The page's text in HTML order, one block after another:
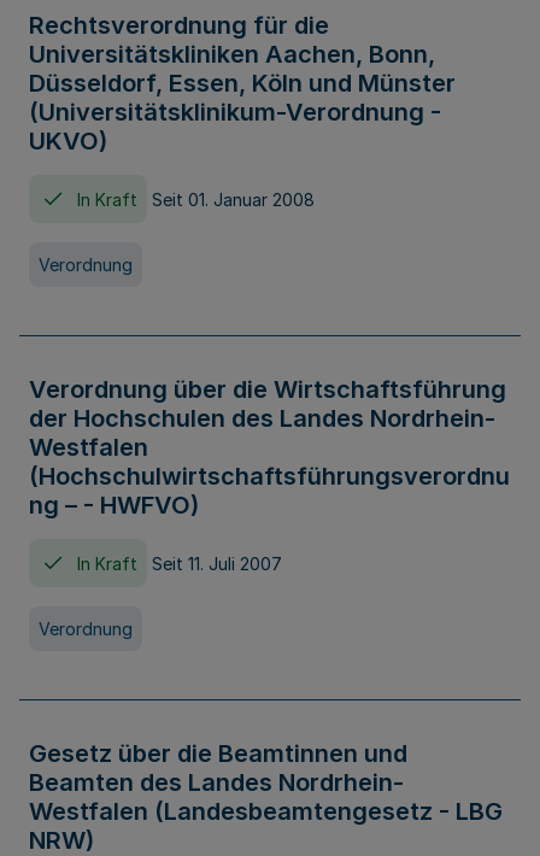
Rechtsverordnung für die
Universitätskliniken Aachen, Bonn,
Düsseldorf, Essen, Köln und Münster
(Universitätsklinikum-Verordnung -
UKVO)
In Kraft Seit 01. Januar 2008
Verordnung
Verordnung über die Wirtschaftsführung
der Hochschulen des Landes Nordrhein-
Westfalen
(Hochschulwirtschaftsführungsverordnu
ng – - HWFVO)
In Kraft Seit 11. Juli 2007
Verordnung
Gesetz über die Beamtinnen und
Beamten des Landes Nordrhein-
Westfalen (Landesbeamtengesetz - LBG
NRW)